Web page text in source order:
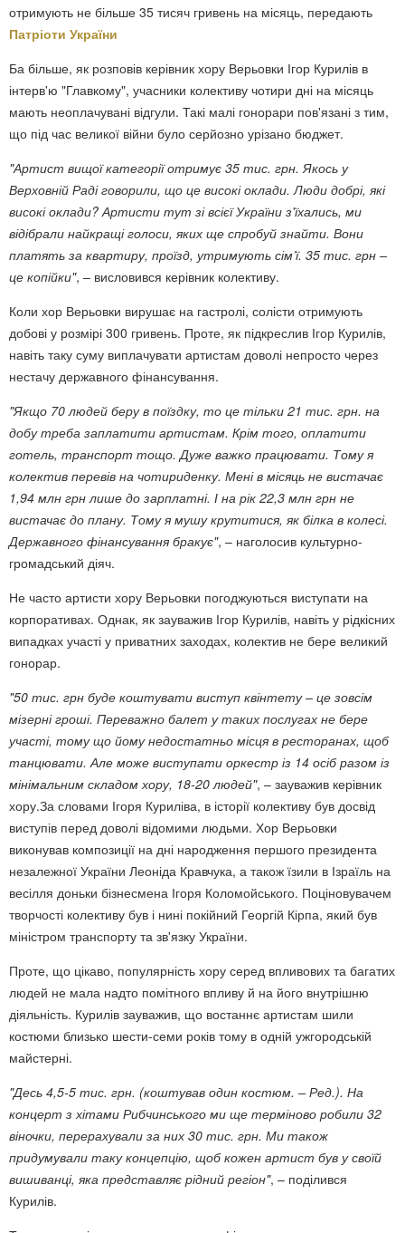
отримують не більше 35 тисяч гривень на місяць, передають
Патріоти України
Ба більше, як розповів керівник хору Верьовки Ігор Курилів в
інтерв'ю "Главкому", учасники колективу чотири дні на місяць
мають неоплачувані відгули. Такі малі гонорари пов'язані з тим,
що під час великої війни було серйозно урізано бюджет.
"Артист вищої категорії отримує 35 тис. грн. Якось у
Верховній Раді говорили, що це високі оклади. Люди добрі, які
високі оклади? Артисти тут зі всієї України з'їхались, ми
відібрали найкращі голоси, яких ще спробуй знайти. Вони
платять за квартиру, проїзд, утримують сім’ї. 35 тис. грн –
це копійки", – висловився керівник колективу.
Коли хор Верьовки вирушає на гастролі, солісти отримують
добові у розмірі 300 гривень. Проте, як підкреслив Ігор Курилів,
навіть таку суму виплачувати артистам доволі непросто через
нестачу державного фінансування.
"Якщо 70 людей беру в поїздку, то це тільки 21 тис. грн. на
добу треба заплатити артистам. Крім того, оплатити
готель, транспорт тощо. Дуже важко працювати. Тому я
колектив перевів на чотириденку. Мені в місяць не вистачає
1,94 млн грн лише до зарплатні. І на рік 22,3 млн грн не
вистачає до плану. Тому я мушу крутитися, як білка в колесі.
Державного фінансування бракує", – наголосив культурно-
громадський діяч.
Не часто артисти хору Верьовки погоджуються виступати на
корпоративах. Однак, як зауважив Ігор Курилів, навіть у рідкісних
випадках участі у приватних заходах, колектив не бере великий
гонорар.
"50 тис. грн буде коштувати виступ квінтету – це зовсім
мізерні гроші. Переважно балет у таких послугах не бере
участі, тому що йому недостатньо місця в ресторанах, щоб
танцювати. Але може виступати оркестр із 14 осіб разом із
мінімальним складом хору, 18-20 людей", – зауважив керівник
хору.За словами Ігоря Куриліва, в історії колективу був досвід
виступів перед доволі відомими людьми. Хор Верьовки
виконував композиції на дні народження першого президента
незалежної України Леоніда Кравчука, а також їзили в Ізраїль на
весілля доньки бізнесмена Ігоря Коломойського. Поціновувачем
творчості колективу був і нині покійний Георгій Кірпа, який був
міністром транспорту та зв'язку України.
Проте, що цікаво, популярність хору серед впливових та багатих
людей не мала надто помітного впливу й на його внутрішню
діяльність. Курилів зауважив, що востаннє артистам шили
костюми близько шести-семи років тому в одній ужгородській
майстерні.
"Десь 4,5-5 тис. грн. (коштував один костюм. – Ред.). На
концерт з хітами Рибчинського ми ще терміново робили 32
віночки, перерахували за них 30 тис. грн. Ми також
придумували таку концепцію, щоб кожен артист був у своїй
вишиванці, яка представляє рідний регіон", – поділився
Курилів.